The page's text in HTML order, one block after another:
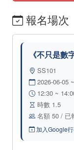
報名場次
《不只是數
SS101
2026-06-05
12:30 ~
時數 1.5
名額 50 / 已
加入Google